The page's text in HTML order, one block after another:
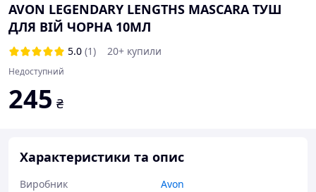
AVON LEGENDARY LENGTHS MASCARA ТУШ
ДЛЯ ВІЙ ЧОРНА 10МЛ
5.0 (1) 20+ купили
Недоступний
245 ₴
Характеристики та опис
Виробник
Avon